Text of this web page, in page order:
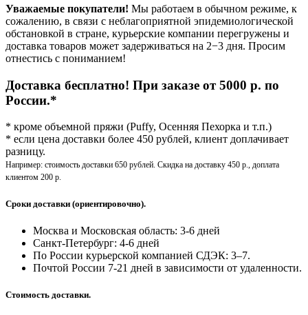
Уважаемые покупатели! Мы работаем в обычном режиме, к
сожалению, в связи с неблагоприятной эпидемиологической
обстановкой в стране, курьерские компании перегружены и
доставка товаров может задерживаться на 2−3 дня. Просим
отнестись с пониманием!
Доставка бесплатно! При заказе от 5000 р. по
России.*
* кроме объемной пряжи (Puffy, Осенняя Пехорка и т.п.)
* если цена доставки более 450 рублей, клиент доплачивает
разницу.
Например: стоимость доставки 650 рублей. Скидка на доставку 450 р., доплата
клиентом 200 р.
Сроки доставки (ориентировочно).
Москва и Московская область: 3-6 дней
Санкт-Петербург: 4-6 дней
По России курьерской компанией СДЭК: 3–7.
Почтой России 7-21 дней в зависимости от удаленности.
Стоимость доставки.